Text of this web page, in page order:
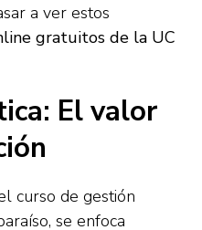
a ver estos
gratuitos de la UC
El valor
curso de gestión
se enfoca